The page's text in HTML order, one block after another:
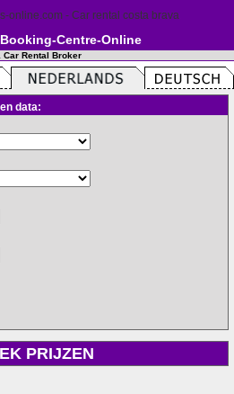
Centre-Online
Car Rental Broker
data:
PRIJZEN